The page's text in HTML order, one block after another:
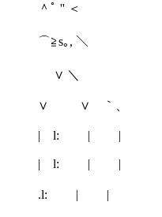
＾ﾟ '' ＜
_,.
⌒≧s｡, ＼
| /
∨ ＼
| /
∨ ∨ ｀、
| l
| l: | |
| |
| l: | |
| | .从
.l: | |
ｉ| | ‐‐-